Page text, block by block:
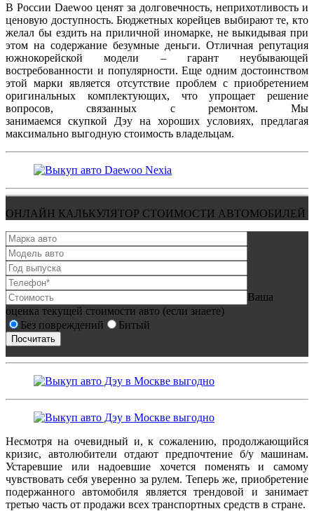
В России Daewoo ценят за долговечность, неприхотливость и
ценовую доступность. Бюджетных корейцев выбирают те, кто
желал бы ездить на приличной иномарке, не выкидывая при
этом на содержание безумные деньги. Отличная репутация
южнокорейской модели – гарант неубывающей
востребованности и популярности. Еще одним достоинством
этой марки является отсутствие проблем с приобретением
оригинальных комплектующих, что упрощает решение
вопросов, связанных с ремонтом. Мы
занимаемся скупкой Дэу на хороших условиях, предлагая
максимально выгодную стоимость владельцам.
ОНЛАЙН КАЛЬКУЛЯТОР СТОИМОСТИ АВТОМОБИЛЕЙ
Ваша
оценка текущей стоимости авто (если знаете)
Без повреждений
Битый
Несмотря на очевидный и, к сожалению, продолжающийся
кризис, автолюбители отдают предпочтение б/у машинам.
Устаревшие или надоевшие хочется поменять и самому
чувствовать себя уверенно за рулем. Теперь же, приобретение
подержанного автомобиля является трендовой и занимает
третью часть от продажи всех транспортных средств в стране.